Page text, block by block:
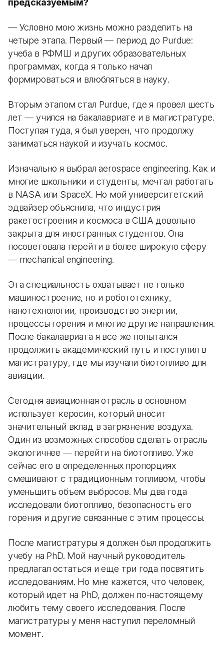
предсказуемым?
— Условно мою жизнь можно разделить на
четыре этапа. Первый — период до Purdue:
учеба в РФМШ и других образовательных
программах, когда я только начал
формироваться и влюбляться в науку.
Вторым этапом стал Purdue, где я провел шесть
лет — учился на бакалавриате и в магистратуре.
Поступая туда, я был уверен, что продолжу
заниматься наукой и изучать космос.
Изначально я выбрал aerospace engineering. Как и
многие школьники и студенты, мечтал работать
в NASA или SpaceX. Но мой университетский
эдвайзер объяснила, что индустрия
ракетостроения и космоса в США довольно
закрыта для иностранных студентов. Она
посоветовала перейти в более широкую сферу
— mechanical engineering.
Эта специальность охватывает не только
машиностроение, но и робототехнику,
нанотехнологии, производство энергии,
процессы горения и многие другие направления.
После бакалавриата я все же попытался
продолжить академический путь и поступил в
магистратуру, где мы изучали биотопливо для
авиации.
Сегодня авиационная отрасль в основном
использует керосин, который вносит
значительный вклад в загрязнение воздуха.
Один из возможных способов сделать отрасль
экологичнее — перейти на биотопливо. Уже
сейчас его в определенных пропорциях
смешивают с традиционным топливом, чтобы
уменьшить объем выбросов. Мы два года
исследовали биотопливо, безопасность его
горения и другие связанные с этим процессы.
После магистратуры я должен был продолжить
учебу на PhD. Мой научный руководитель
предлагал остаться и еще три года посвятить
исследованиям. Но мне кажется, что человек,
который идет на PhD, должен по-настоящему
любить тему своего исследования. После
магистратуры у меня наступил переломный
момент.